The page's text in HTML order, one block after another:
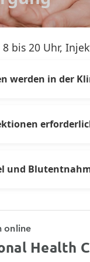
bis 20 Uhr,
werden in der
den
und
der